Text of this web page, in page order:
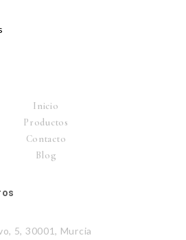
Inicio
Productos
Contacto
Blog
5, 30001, Murcia